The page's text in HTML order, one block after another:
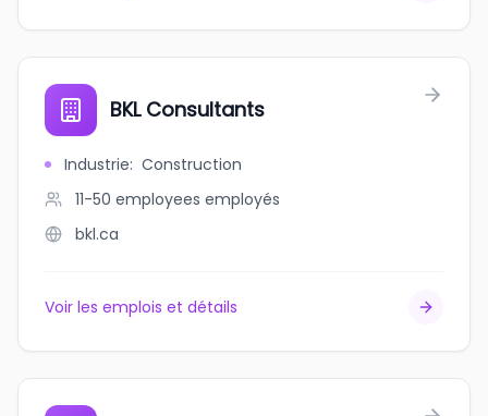
BKL Consultants
Industrie: Construction
11-50 employees employés
bkl.ca
Voir les emplois et détails